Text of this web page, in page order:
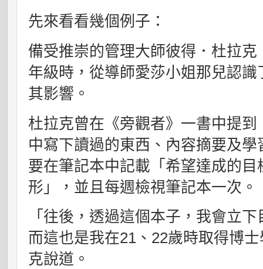
先來看看幾個例子：
備受推崇的管理大師彼得．杜拉
年級時，從導師愛莎小姐那兒認
其影響。
杜拉克曾在《旁觀者》一書中提
中寫下讀過的東西、內容摘要及
要在筆記本中記載「希望達成的
形」，並且每週檢視筆記本一次。
「往後，透過這個本子，我會立
而這也是我在21、22歲時取得博
克說道。